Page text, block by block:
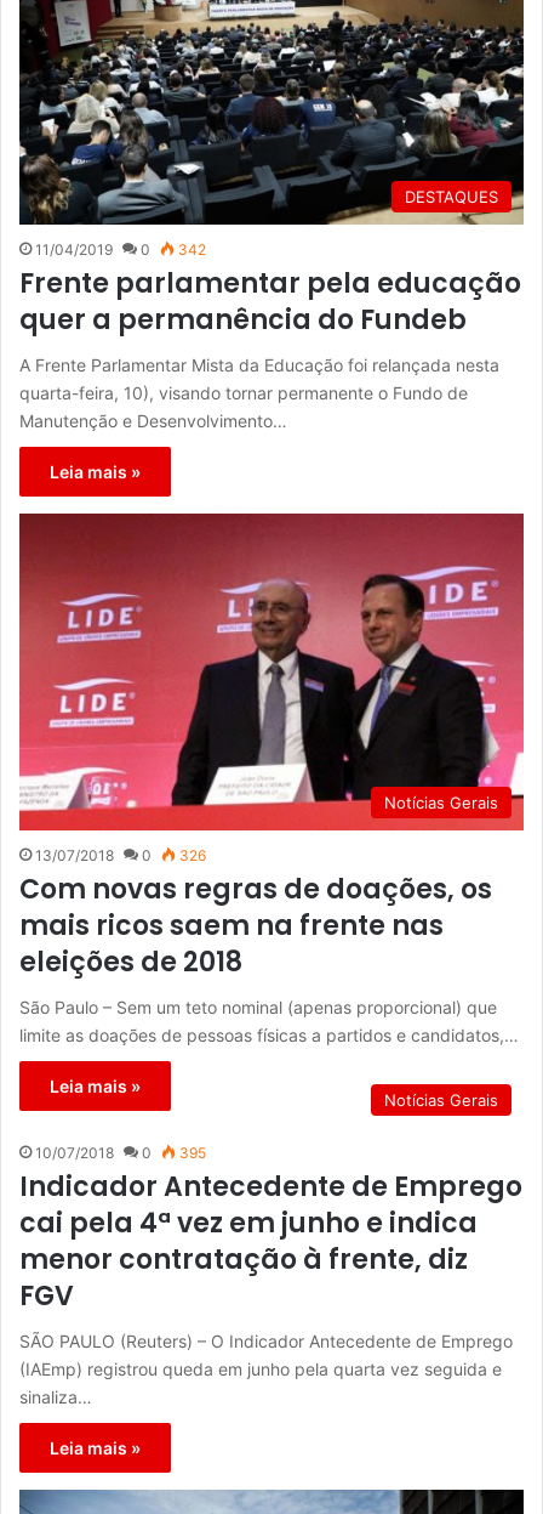
DESTAQUES
11/04/2019 0 342
Frente parlamentar pela educação
quer a permanência do Fundeb
A Frente Parlamentar Mista da Educação foi relançada nesta
quarta-feira, 10), visando tornar permanente o Fundo de
Manutenção e Desenvolvimento…
Leia mais »
Notícias Gerais
13/07/2018 0 326
Com novas regras de doações, os
mais ricos saem na frente nas
eleições de 2018
São Paulo – Sem um teto nominal (apenas proporcional) que
limite as doações de pessoas físicas a partidos e candidatos,…
Leia mais »
Notícias Gerais
10/07/2018 0 395
Indicador Antecedente de Emprego
cai pela 4ª vez em junho e indica
menor contratação à frente, diz
FGV
SÃO PAULO (Reuters) – O Indicador Antecedente de Emprego
(IAEmp) registrou queda em junho pela quarta vez seguida e
sinaliza…
Leia mais »